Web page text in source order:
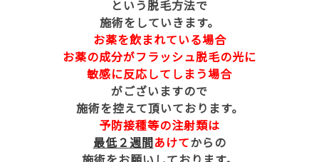
という脱毛方法で
施術をしていきます。
お薬を飲まれている場合
お薬の成分がフラッシュ脱毛の光に
敏感に反応してしまう場合
がございますので
施術を控えて頂いております。
予防接種等の注射類は
最低２週間あけてからの